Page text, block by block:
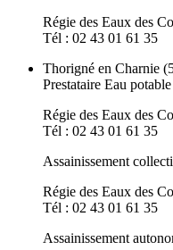
Régie des Eaux des
Tél : 02 43 01 61 35
Thorigné en Charnie
Prestataire Eau potable
Régie des Eaux des
Tél : 02 43 01 61 35
Assainissement
Régie des Eaux des
Tél : 02 43 01 61 35
Assainissement